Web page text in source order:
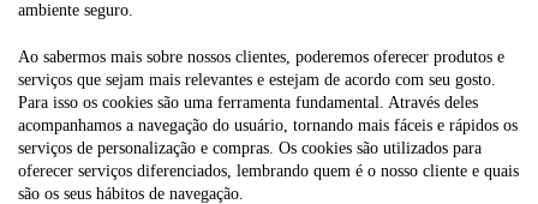
ambiente seguro.
Ao sabermos mais sobre nossos clientes, poderemos oferecer produtos e
serviços que sejam mais relevantes e estejam de acordo com seu gosto.
Para isso os cookies são uma ferramenta fundamental. Através deles
acompanhamos a navegação do usuário, tornando mais fáceis e rápidos os
serviços de personalização e compras. Os cookies são utilizados para
oferecer serviços diferenciados, lembrando quem é o nosso cliente e quais
são os seus hábitos de navegação.